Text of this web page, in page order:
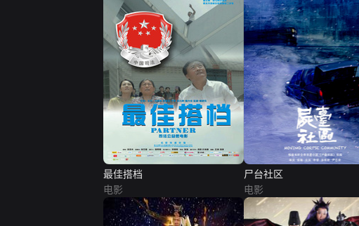
最佳搭档
电影
尸台社区
电影